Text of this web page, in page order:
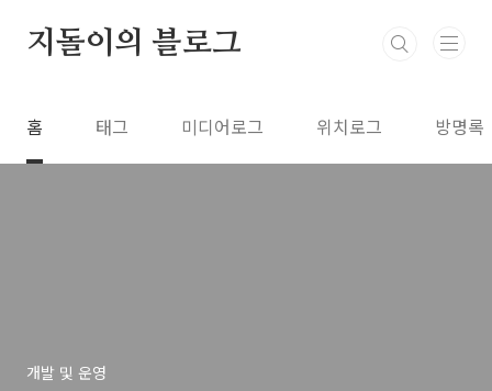
지돌이의 블로그
홈 태그 미디어로그 위치로그 방명록
개발 및 운영